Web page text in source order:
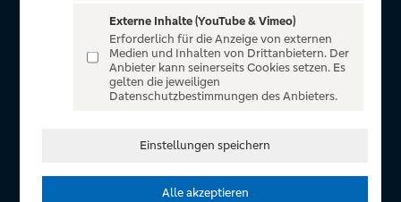
für alle Kunden der Volksbanken Raiffeisenbanken. Auf
unserem einzigartigen Portal finden Sie Tickets für
atemberaubende Konzerte, Musicals und Shows, die
Fußball-Bundesliga sowie die Champions League und die
In Zusammenarbeit mit
Externe Inhalte (YouTube & Vimeo)
Erforderlich für die Anzeige von externen
Medien und Inhalten von Drittanbietern. Der
Anbieter kann seinerseits Cookies setzen. Es
gelten die jeweiligen
Datenschutzbestimmungen des Anbieters.
Einstellungen speichern
Alle akzeptieren